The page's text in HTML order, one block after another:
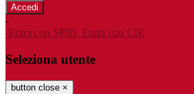
-
Entra con SPID Entra con CIE
Seleziona utente
button close ×